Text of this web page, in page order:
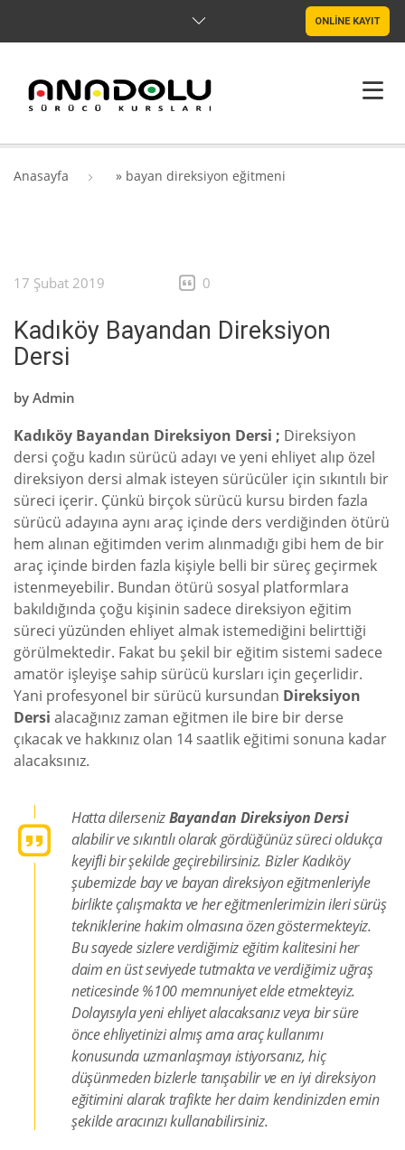
ONLİNE KAYIT
SRC & PSIKOTEKNIK
BLOG
Anasayfa » bayan direksiyon eğitmeni
17 Şubat 2019 0
Kadıköy Bayandan Direksiyon
Dersi
by Admin
Kadıköy Bayandan Direksiyon Dersi ; Direksiyon
dersi çoğu kadın sürücü adayı ve yeni ehliyet alıp özel
direksiyon dersi almak isteyen sürücüler için sıkıntılı bir
süreci içerir. Çünkü birçok sürücü kursu birden fazla
sürücü adayına aynı araç içinde ders verdiğinden ötürü
hem alınan eğitimden verim alınmadığı gibi hem de bir
araç içinde birden fazla kişiyle belli bir süreç geçirmek
istenmeyebilir. Bundan ötürü sosyal platformlara
bakıldığında çoğu kişinin sadece direksiyon eğitim
süreci yüzünden ehliyet almak istemediğini belirttiği
görülmektedir. Fakat bu şekil bir eğitim sistemi sadece
amatör işleyişe sahip sürücü kursları için geçerlidir.
Yani profesyonel bir sürücü kursundan Direksiyon
Dersi alacağınız zaman eğitmen ile bire bir derse
çıkacak ve hakkınız olan 14 saatlik eğitimi sonuna kadar
alacaksınız.
Hatta dilersenizBayandan Direksiyon Dersi
alabilir ve sıkıntılı olarak gördüğünüz süreci oldukça
keyifli bir şekilde geçirebilirsiniz. Bizler Kadıköy
şubemizde bay ve bayan direksiyon eğitmenleriyle
birlikte çalışmakta ve her eğitmenlerimizin ileri sürüş
tekniklerine hakim olmasına özen göstermekteyiz.
Bu sayede sizlere verdiğimiz eğitim kalitesini her
daim en üst seviyede tutmakta ve verdiğimiz uğraş
neticesinde %100 memnuniyet elde etmekteyiz.
Dolayısıyla yeni ehliyet alacaksanız veya bir süre
önce ehliyetinizi almış ama araç kullanımı
konusunda uzmanlaşmayı istiyorsanız, hiç
düşünmeden bizlerle tanışabilir ve en iyi direksiyon
eğitimini alarak trafikte her daim kendinizden emin
şekilde aracınızı kullanabilirsiniz.